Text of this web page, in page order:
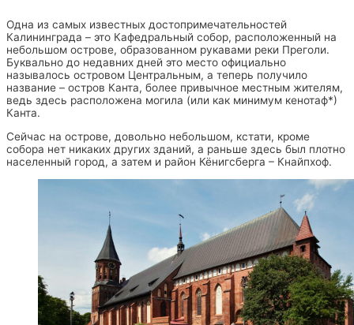
Одна из самых известных достопримечательностей
Калининграда – это Кафедральный собор, расположенный на
небольшом острове, образованном рукавами реки Преголи.
Буквально до недавних дней это место официально
называлось островом Центральным, а теперь получило
название – остров Канта, более привычное местным жителям,
ведь здесь расположена могила (или как минимум кенотаф*)
Канта.
Сейчас на острове, довольно небольшом, кстати, кроме
собора нет никаких других зданий, а раньше здесь был плотно
населенный город, а затем и район Кёнигсберга – Кнайпхоф.